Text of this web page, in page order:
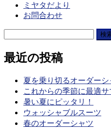
ミヤタだより
お問合わせ
検
最近の投稿
夏を乗り切るオーダーシ
これからの季節に最適
暑い夏にピッタリ！
ウォッシャブルスーツ
春のオーダーシャツ